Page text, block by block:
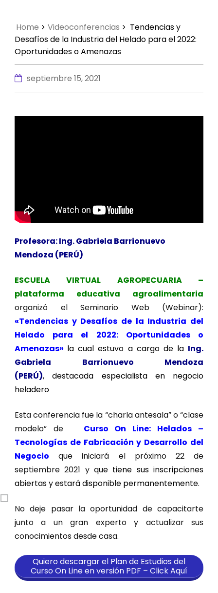
Home Videoconferencias
Tendencias y
Desafíos de la Industria del Helado para el 2022:
Oportunidades o Amenazas
septiembre 15, 2021
Profesora: Ing. Gabriela Barrionuevo
Mendoza (PERÚ)
ESCUELA VIRTUAL AGROPECUARIA –
plataforma educativa agroalimentaria
organizó el Seminario Web (Webinar):
«Tendencias y Desafíos de la Industria del
Helado para el 2022: Oportunidades o
Amenazas» la cual estuvo a cargo de la Ing.
Gabriela Barrionuevo Mendoza
(PERÚ), destacada especialista en negocio
heladero
Esta conferencia fue la “charla antesala” o “clase
modelo” de Curso On Line: Helados –
Tecnologías de Fabricación y Desarrollo del
Negocio que iniciará el próximo 22 de
septiembre 2021 y que tiene sus inscripciones
abiertas y estará disponible permanentemente.
No deje pasar la oportunidad de capacitarte
junto a un gran experto y actualizar sus
conocimientos desde casa.
Quiero descargar el Plan de Estudios del
Curso On Line en versión PDF – Click Aquí